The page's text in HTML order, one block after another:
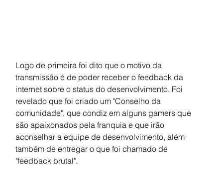
Logo de primeira foi dito que o motivo da
transmissão é de poder receber o feedback da
internet sobre o status do desenvolvimento. Foi
revelado que foi criado um "Conselho da
comunidade", que condiz em alguns gamers que
são apaixonados pela franquia e que irão
aconselhar a equipe de desenvolvimento, além
também de entregar o que foi chamado de
"feedback brutal".